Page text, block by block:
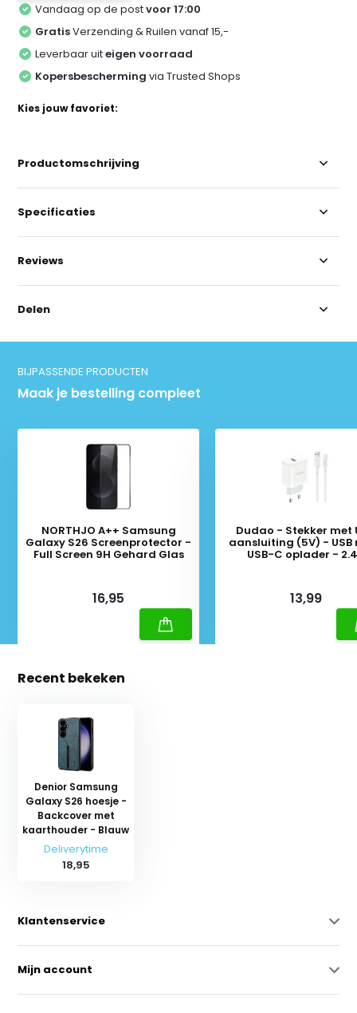
Vandaag op de postvoor 17:00
GratisVerzending & Ruilen vanaf 15,-
Leverbaar uiteigen voorraad
Kopersbescherming via Trusted Shops
Kies jouw favoriet:
Productomschrijving
Specificaties
Reviews
Delen
BIJPASSENDE PRODUCTEN
Maak je bestelling compleet
NORTHJO A++ Samsung
Galaxy S26 Screenprotector -
Full Screen 9H Gehard Glas
16,95
Dudao - Stekker met
aansluiting (5V) - USB
USB-C oplader -
13,99
Recent bekeken
Denior Samsung
Galaxy S26 hoesje -
Backcover met
kaarthouder - Blauw
Deliverytime
18,95
Klantenservice
Mijn account